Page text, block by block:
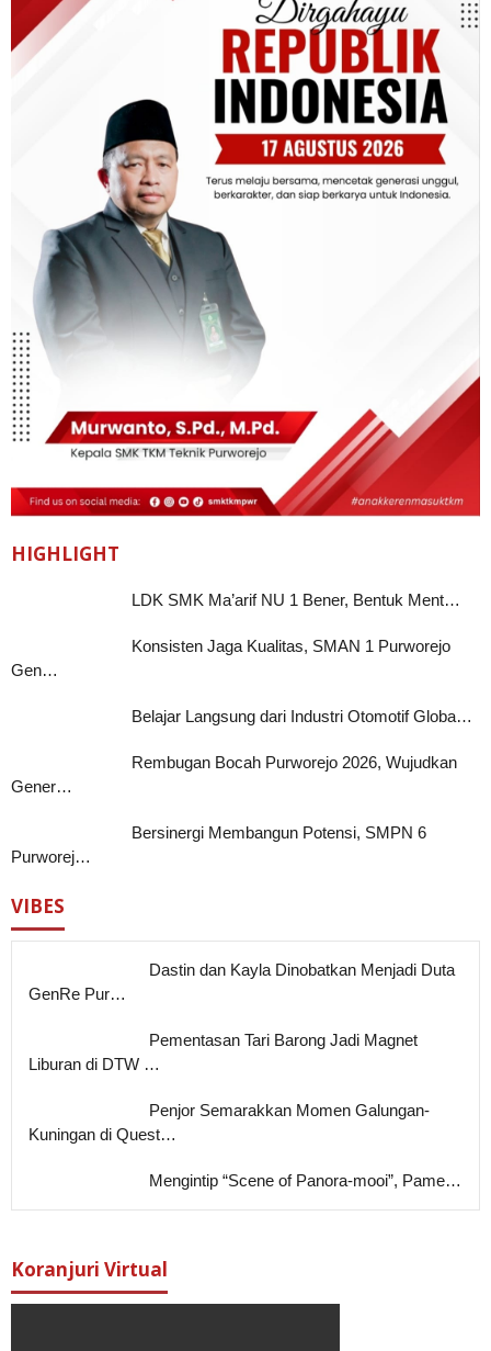
HIGHLIGHT
LDK SMK Ma’arif NU 1 Bener, Bentuk Ment…
Konsisten Jaga Kualitas, SMAN 1 Purworejo
Gen…
Belajar Langsung dari Industri Otomotif Globa…
Rembugan Bocah Purworejo 2026, Wujudkan
Gener…
Bersinergi Membangun Potensi, SMPN 6
Purworej…
VIBES
Dastin dan Kayla Dinobatkan Menjadi Duta
GenRe Pur…
Pementasan Tari Barong Jadi Magnet
Liburan di DTW …
Penjor Semarakkan Momen Galungan-
Kuningan di Quest…
Mengintip “Scene of Panora-mooi”, Pame…
Koranjuri Virtual